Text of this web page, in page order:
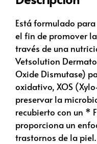
Está formulado
el fin de promover
través de una
Vetsolution
Oxide Dismutase)
oxidativo, XOS
preservar la
recubierto con un *
proporciona un
trastornos de la piel.